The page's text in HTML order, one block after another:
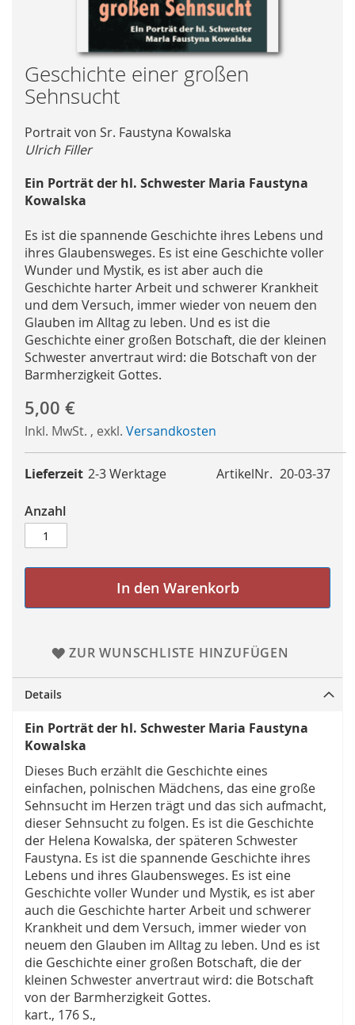
Skip
to
the
of
the
gallery
Geschichte einer großen
Sehnsucht
Portrait von Sr. Faustyna Kowalska
Ulrich Filler
Ein Porträt der hl. Schwester Maria Faustyna
Kowalska
Es ist die spannende Geschichte ihres Lebens und
ihres Glaubensweges. Es ist eine Geschichte voller
Wunder und Mystik, es ist aber auch die
Geschichte harter Arbeit und schwerer Krankheit
und dem Versuch, immer wieder von neuem den
Glauben im Alltag zu leben. Und es ist die
Geschichte einer großen Botschaft, die der kleinen
Schwester anvertraut wird: die Botschaft von der
Barmherzigkeit Gottes.
5,00 €
Inkl. MwSt. , exkl. Versandkosten
ArtikelNr. 20-03-37
Lieferzeit 2-3 Werktage
Anzahl
In den Warenkorb
ZUR WUNSCHLISTE HINZUFÜGEN
Details
Ein Porträt der hl. Schwester Maria Faustyna
Kowalska
Dieses Buch erzählt die Geschichte eines
einfachen, polnischen Mädchens, das eine große
Sehnsucht im Herzen trägt und das sich aufmacht,
dieser Sehnsucht zu folgen. Es ist die Geschichte
der Helena Kowalska, der späteren Schwester
Faustyna. Es ist die spannende Geschichte ihres
Lebens und ihres Glaubensweges. Es ist eine
Geschichte voller Wunder und Mystik, es ist aber
auch die Geschichte harter Arbeit und schwerer
Krankheit und dem Versuch, immer wieder von
neuem den Glauben im Alltag zu leben. Und es ist
die Geschichte einer großen Botschaft, die der
kleinen Schwester anvertraut wird: die Botschaft
von der Barmherzigkeit Gottes.
kart., 176 S.,